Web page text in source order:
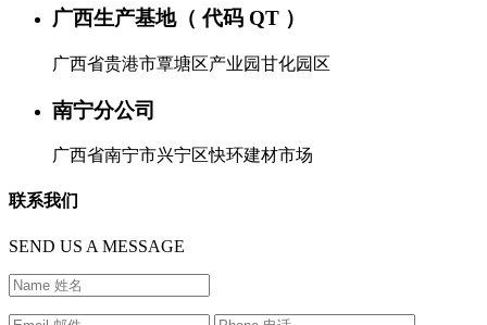
广西生产基地（ 代码 QT ）
广西省贵港市覃塘区产业园甘化园区
南宁分公司
广西省南宁市兴宁区快环建材市场
联系我们
SEND US A MESSAGE